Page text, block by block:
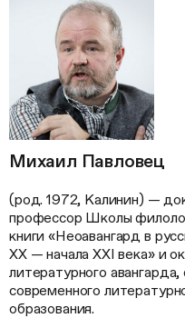
Михаил Павловец
(род. 1972, Калинин) —
профессор Школы
книги «Неоавангард в
ХХ — начала XXI века» и
литературного
современного
образования.